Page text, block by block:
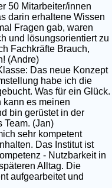
50 Mitarbeiter/innen
darin erhaltene Wissen
Fragen gab, waren
und lösungsorientiert zu
Fachkräfte Brauch,
(Andre)
Das neue Konzept
habe ich die
Was für ein Glück.
kann es meinen
bin gerüstet in der
Team. (Jan)
sehr kompetent
Das Institut ist
- Nutzbarkeit in
Alltag. Die
aufgearbeitet und